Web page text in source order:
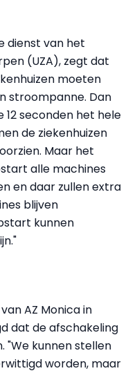
dienst van het
(UZA), zegt dat
moeten
stroompanne. Dan
12 seconden het hele
de ziekenhuizen
Maar het
alle machines
en daar zullen extra
blijven
kunnen
AZ Monica in
dat de afschakeling
"We kunnen stellen
worden, maar